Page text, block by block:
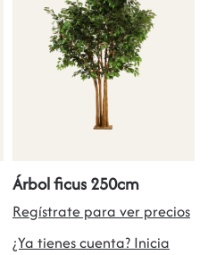
Árbol ficus 250cm
Regístrate para ver precios
¿Ya tienes cuenta? Inicia